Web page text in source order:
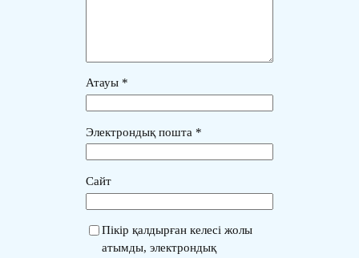
Атауы *
Электрондық пошта *
Сайт
Пікір қалдырған келесі жолы
атымды, электрондық